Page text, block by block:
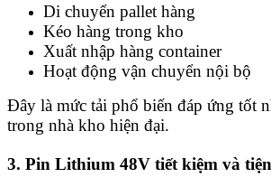
Di chuyển pallet hàng
Kéo hàng trong kho
Xuất nhập hàng container
Hoạt động vận chuyển nội bộ
Đây là mức tải phổ biến đáp ứng tốt
trong nhà kho hiện đại.
3. Pin Lithium 48V tiết kiệm và